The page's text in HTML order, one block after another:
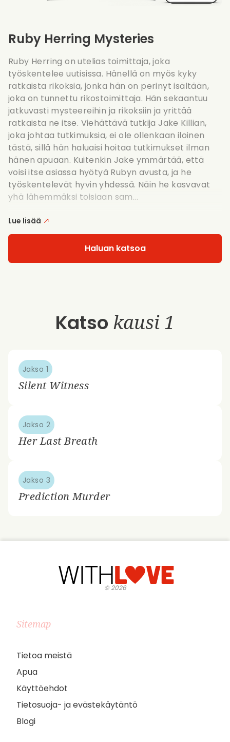
Ruby Herring Mysteries
Ruby Herring on utelias toimittaja, joka
työskentelee uutisissa. Hänellä on myös kyky
ratkaista rikoksia, jonka hän on perinyt isältään,
joka on tunnettu rikostoimittaja. Hän sekaantuu
jatkuvasti mysteereihin ja rikoksiin ja yrittää
ratkaista ne itse. Viehättävä tutkija Jake Killian,
joka johtaa tutkimuksia, ei ole ollenkaan iloinen
tästä, sillä hän haluaisi hoitaa tutkimukset ilman
hänen apuaan. Kuitenkin Jake ymmärtää, että
voisi itse asiassa hyötyä Rubyn avusta, ja he
työskentelevät hyvin yhdessä. Näin he kasvavat
yhä lähemmäksi toisiaan sam...
Lue lisää
Haluan katsoa
Katso kausi 1
Jakso 1
Silent Witness
Jakso 2
Her Last Breath
Jakso 3
Prediction Murder
©2026
Sitemap
Tietoa meistä
Apua
Käyttöehdot
Tietosuoja- ja evästekäytäntö
Blogi